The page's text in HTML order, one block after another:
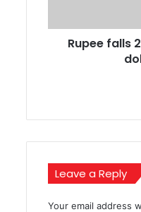
dollar
Rupee falls
Leave a Reply
Your email address